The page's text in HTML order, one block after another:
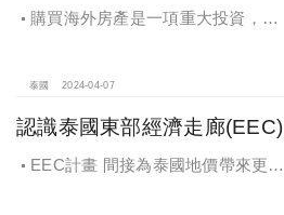
購買海外房產是一項重大投資，而
留意。
泰國 2024-04-07
認識泰國東部經濟走廊(EEC)
EEC計畫 間接為泰國地價帶來更高